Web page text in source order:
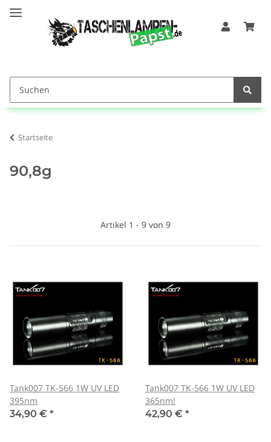
Startseite
90,8g
Artikel 1 - 9 von 9
Tank007 TK-566 1W UV LED
395nm
34,90 € *
Tank007 TK-566 1W UV LED
365nm!
42,90 € *